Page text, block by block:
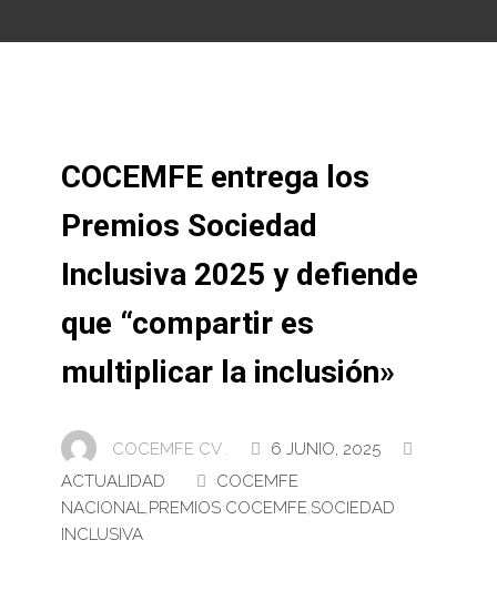
COCEMFE entrega los
Premios Sociedad
Inclusiva 2025 y defiende
que “compartir es
multiplicar la inclusión»
COCEMFE CV .
6 JUNIO, 2025
ACTUALIDAD
COCEMFE
NACIONAL,PREMIOS COCEMFE,SOCIEDAD
INCLUSIVA